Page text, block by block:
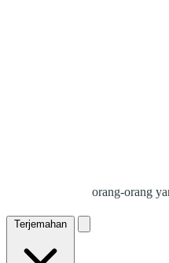
orang-orang
Terjemahan